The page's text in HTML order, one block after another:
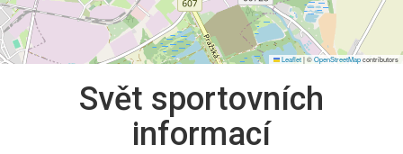
Leaflet|©OpenStreetMapcontributors
Svět sportovních
informací